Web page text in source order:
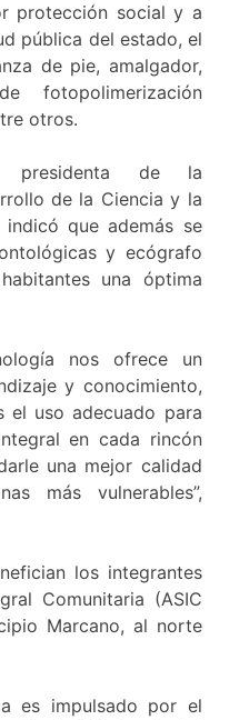
protección social y a
pública del estado, el
de pie, amalgador,
fotopolimerización
otros.
presidenta de la
de la Ciencia y la
indicó que además se
y ecógrafo
una óptima
nos ofrece un
y conocimiento,
el uso adecuado para
en cada rincón
una mejor calidad
más vulnerables”,
los integrantes
Comunitaria (ASIC
Marcano, al norte
es impulsado por el